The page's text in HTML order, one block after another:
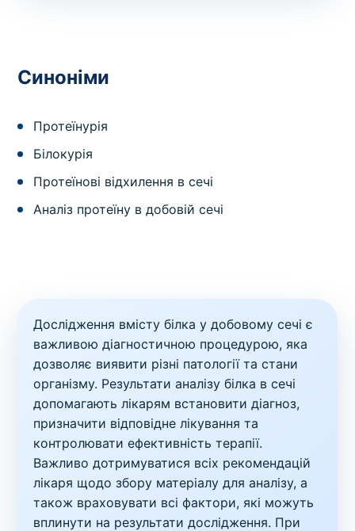
Синоніми
Протеїнурія
Білокурія
Протеїнові відхилення в сечі
Аналіз протеїну в добовій сечі
Дослідження вмісту білка у добовому сечі є
важливою діагностичною процедурою, яка
дозволяє виявити різні патології та стани
організму. Результати аналізу білка в сечі
допомагають лікарям встановити діагноз,
призначити відповідне лікування та
контролювати ефективність терапії.
Важливо дотримуватися всіх рекомендацій
лікаря щодо збору матеріалу для аналізу, а
також враховувати всі фактори, які можуть
вплинути на результати дослідження. При